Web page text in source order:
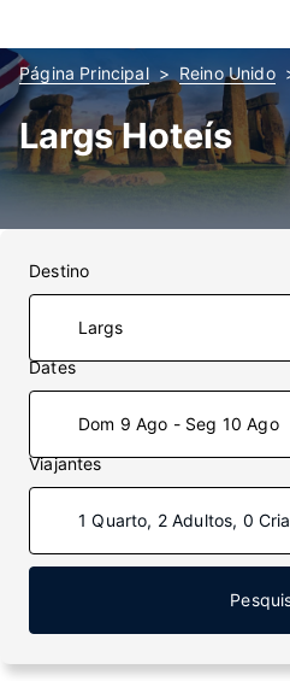
Página Principal Reino Unido
Largs Hoteís
Destino
Dates
Dom 9 Ago - Seg 10 Ago
Viajantes
1 Quarto, 2 Adultos, 0